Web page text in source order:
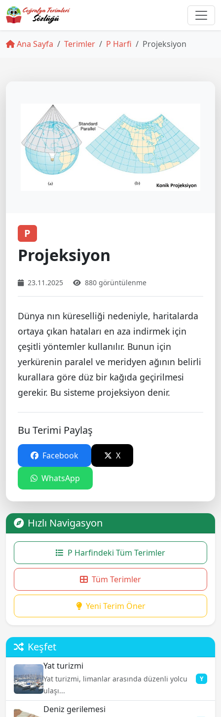
Ana Sayfa Terimler P Harfi Projeksiyon
P
Projeksiyon
23.11.2025 880 görüntülenme
Dünya nın küreselliği nedeniyle, haritalarda
ortaya çıkan hataları en aza indirmek için
çeşitli yöntemler kullanılır. Bunun için
yerkürenin paralel ve meridyen ağının belirli
kurallara göre düz bir kağıda geçirilmesi
gerekir. Bu sisteme projeksiyon denir.
Bu Terimi Paylaş
Facebook X
WhatsApp
Hızlı Navigasyon
P Harfindeki Tüm Terimler
Tüm Terimler
Yeni Terim Öner
Keşfet
Yat turizmi
Yat turizmi, limanlar arasında düzenli yolcu
ulaşı...
Y
Deniz gerilemesi